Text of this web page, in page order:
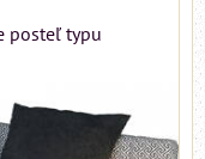
posteľ typu